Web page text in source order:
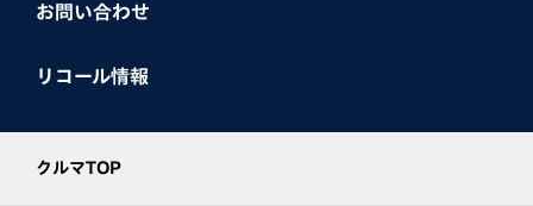
お問い合わせ
リコール情報
クルマTOP